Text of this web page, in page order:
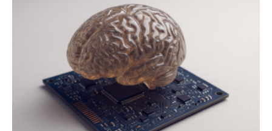
der MindPort GmbH eine neuartige, KI-gestützte
Lösung zur Erzeugung von Emotionen für realistische
Avatare. Gen-AIvatar entwickelt innovative und
kosteneffiziente Methoden, um lebensechte Avatare zu
erstellen. „Besonders wichtig ist uns eine ganzheitliche
Animation, bei der Stimme, Körperbewegung, Gestik
und Mimik im Einklang sind…